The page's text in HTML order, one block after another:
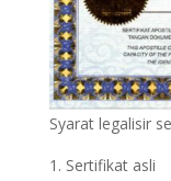
Syarat legalisir
Sertifikat asli